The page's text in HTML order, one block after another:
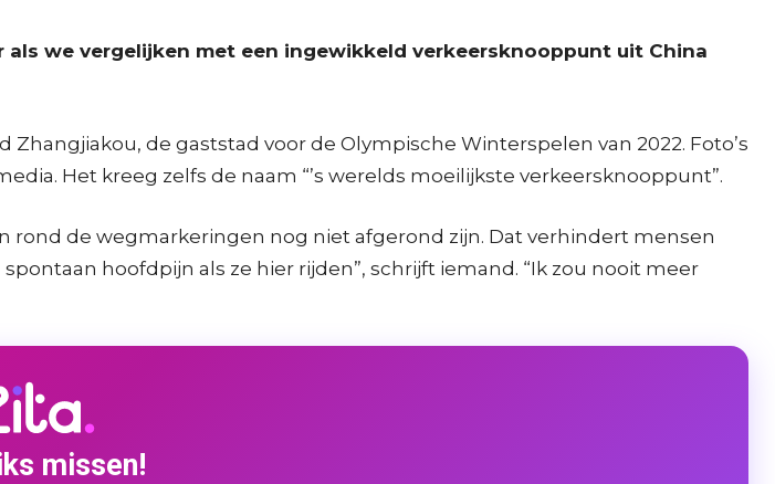
we vergelijken met een ingewikkeld verkeersknooppunt uit China
de gaststad voor de Olympische Winterspelen van 2022. Foto’s
Het kreeg zelfs de naam “’s werelds moeilijkste verkeersknooppunt”.
de wegmarkeringen nog niet afgerond zijn. Dat verhindert mensen
hoofdpijn als ze hier rijden”, schrijft iemand. “Ik zou nooit meer
missen!